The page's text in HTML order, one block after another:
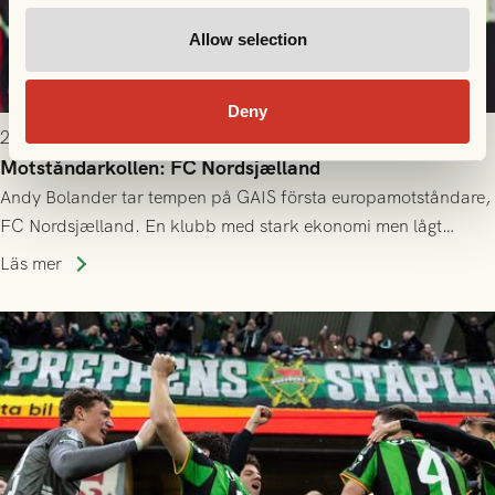
Allow selection
Deny
2026-07-21 11:30
Motståndarkollen: FC Nordsjælland
Andy Bolander tar tempen på GAIS första europamotståndare,
FC Nordsjælland. En klubb med stark ekonomi men lågt
publiksnitt, ett lag med både kollektiv styrka och individuell
Läs mer